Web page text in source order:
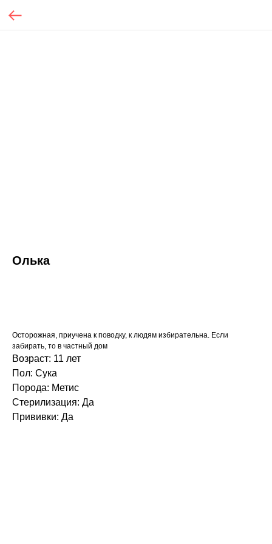
Олька
Осторожная, приучена к поводку, к людям избирательна. Если
забирать, то в частный дом
Возраст: 11 лет
Пол: Сука
Порода: Метис
Стерилизация: Да
Прививки: Да